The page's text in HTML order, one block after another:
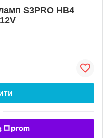
S3PRO НВ4